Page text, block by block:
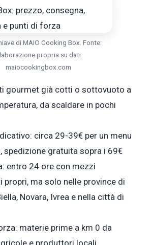
di MAIO Cooking Box. Fonte:
propria su dati
maiocookingbox.com
gourmet già cotti o sottovuoto a
da scaldare in pochi
circa 29-39€ per un menu
spedizione gratuita sopra i 69€
entro 24 ore con mezzi
propri, ma solo nelle province di
Novara, Ivrea e nella città di
materie prime a km 0 da
e produttori locali,